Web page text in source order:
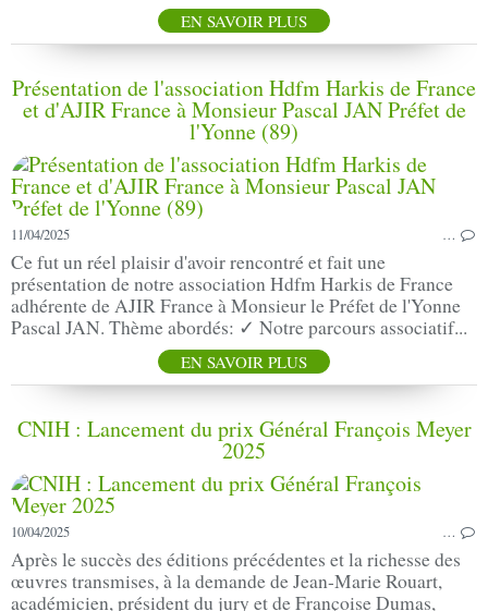
EN SAVOIR PLUS
Présentation de l'association Hdfm Harkis de France
et d'AJIR France à Monsieur Pascal JAN Préfet de
l'Yonne (89)
11/04/2025 …
Ce fut un réel plaisir d'avoir rencontré et fait une
présentation de notre association Hdfm Harkis de France
adhérente de AJIR France à Monsieur le Préfet de l'Yonne
Pascal JAN. Thème abordés: ✓ Notre parcours associatif...
EN SAVOIR PLUS
CNIH : Lancement du prix Général François Meyer
2025
10/04/2025 …
Après le succès des éditions précédentes et la richesse des
œuvres transmises, à la demande de Jean-Marie Rouart,
académicien, président du jury et de Françoise Dumas,